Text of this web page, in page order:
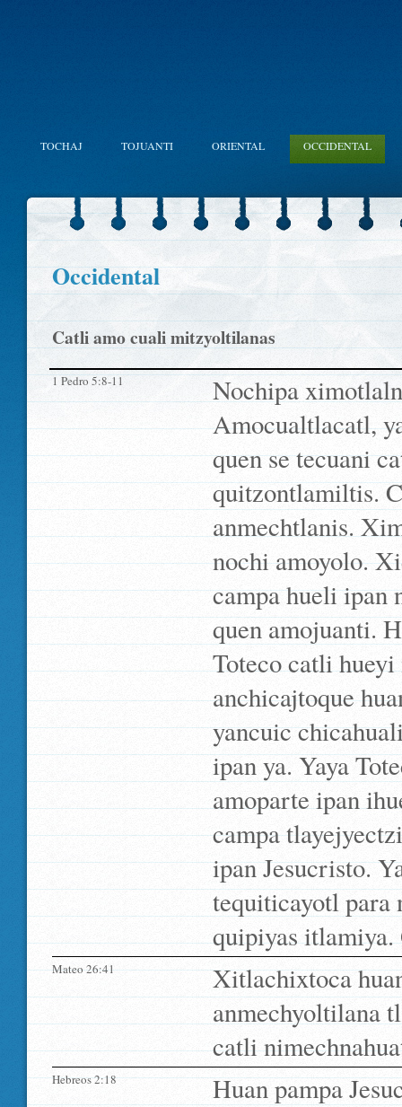
TOCHAJ TOJUANTI ORIENTAL OCCIDENTAL
Occidental
Catli amo cuali mitzyoltilanas
1 Pedro 5:8-11
Nochipa
Amocualtlacatl,
quen se tecuani
quitzontlamiltis.
anmechtlanis.
nochi amoyolo.
campa hueli
quen amojuanti.
Toteco catli hueyi
anchicajtoque
yancuic
ipan ya. Yaya
amoparte ipan
campa
ipan Jesucristo.
tequiticayotl para
quipiyas itlamiya.
Mateo 26:41
Xitlachixtoca
anmechyoltilana
catli
Hebreos 2:18
Huan pampa